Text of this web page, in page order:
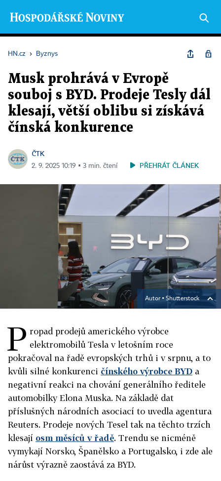
HN.cz › Byznys
Musk prohrává v Evropě
souboj s BYD. Prodeje Tesly dál
klesají, větší oblibu si získává
čínská konkurence
ČTK
2. 9. 2025 10:19 ▪ 3 min. čtení PŘEHRÁT ČLÁNEK
Autor ▪ Shutterstock
P ropad prodejů amerického výrobce
elektromobilů Tesla v letošním roce
pokračoval na řadě evropských trhů i v srpnu, a to
kvůli silné konkurenci čínského výrobce BYD a
negativní reakci na chování generálního ředitele
automobilky Elona Muska. Na základě dat
příslušných národních asociací to uvedla agentura
Reuters. Prodeje nových Tesel tak na těchto trzích
klesají osm měsíců v řadě. Trendu se nicméně
vymykají Norsko, Španělsko a Portugalsko, i zde ale
nárůst výrazně zaostává za BYD.